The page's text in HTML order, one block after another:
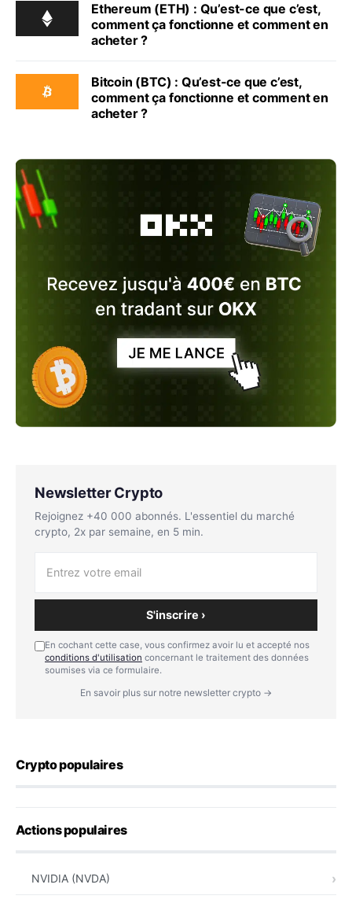
Ethereum (ETH) : Qu’est-ce que c’est,
comment ça fonctionne et comment en
acheter ?
Bitcoin (BTC) : Qu’est-ce que c’est,
comment ça fonctionne et comment en
acheter ?
Newsletter Crypto
Rejoignez +40 000 abonnés. L'essentiel du marché
crypto, 2x par semaine, en 5 min.
S'inscrire ›
En cochant cette case, vous confirmez avoir lu et accepté nos
conditions d'utilisation concernant le traitement des données
soumises via ce formulaire.
En savoir plus sur notre newsletter crypto →
Crypto populaires
Actions populaires
NVIDIA (NVDA)